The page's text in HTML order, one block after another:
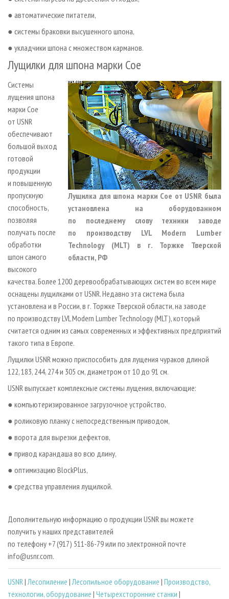
● автоматические питатели,
● системы браковки высушенного шпона,
● укладчики шпона с множеством карманов.
Лущилки для шпона марки Coe
Лущилка для шпона марки Coe от USNR была
установлена на оборудованном
по последнему слову техники заводе
по производству LVL Modern Lumber
Technology (MLT) в г. Торжке Тверской
области, РФ
Системы
лущения шпона
марки Coe
от USNR
обеспечивают
большой выход
готовой
продукции
и повышенную
пропускную
способность,
позволяя
получать после
обработки
шпон самого
высокого
качества. Более 1200 деревообрабатывающих систем во всем мире
оснащены лущилками от USNR. Недавно эта система была
установлена и в России, в г. Торжке Тверской области, на заводе
по производству LVL Modern Lumber Technology (MLT), который
считается одним из самых современных и эффективных предприятий
такого типа в Европе.
Лущилки USNR можно приспособить для лущения чураков длиной
122, 183, 244, 274 и 305 см, диаметром от 10 до 91 см.
USNR выпускает комплексные системы лущения, включающие:
● компьютеризированное загрузочное устройство,
● роликовую планку с непосредственным приводом,
● ворота для вырезки дефектов,
● привод карандаша во всю длину,
● оптимизацию BlockPlus,
● средства управления лущилкой.
Дополнительную информацию о продукции USNR вы можете
получить у наших представителей
по телефону +7 (917) 511­-86­-79 или по электронной почте
info@usnr.com.
USNR|Лесопиление |Лесопильное оборудование | Производство,
технологии, оборудование | Четырехсторонние станки |